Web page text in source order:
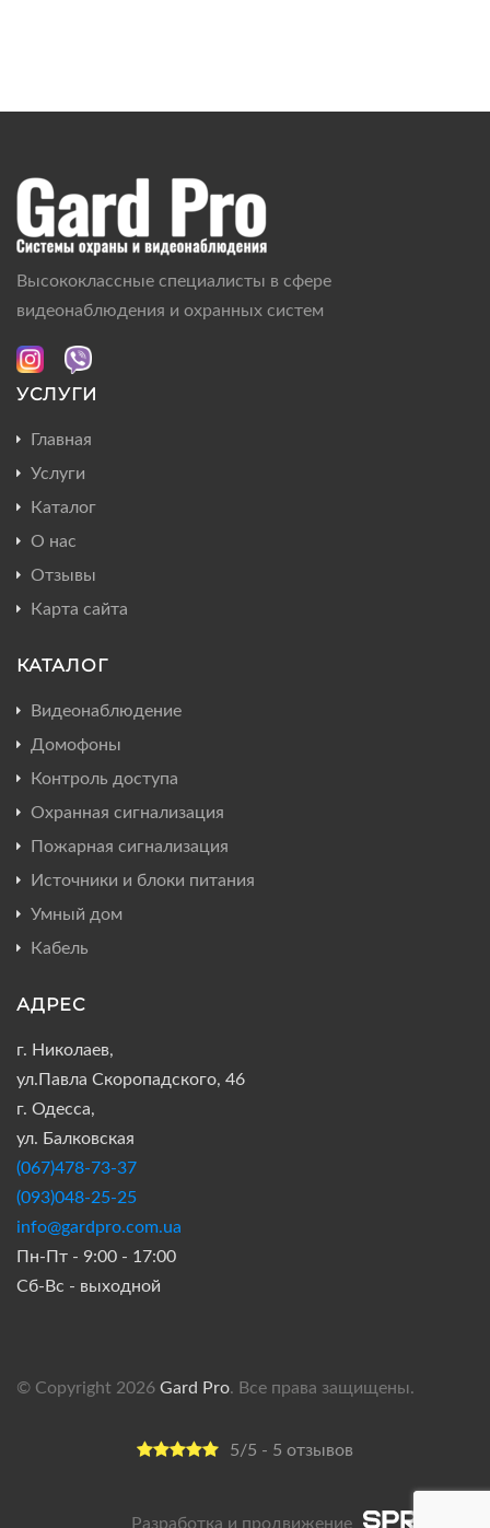
Высококлассные специалисты в сфере
видеонаблюдения и охранных систем
УСЛУГИ
Главная
Услуги
Каталог
О нас
Отзывы
Карта сайта
КАТАЛОГ
Видеонаблюдение
Домофоны
Контроль доступа
Охранная сигнализация
Пожарная сигнализация
Источники и блоки питания
Умный дом
Кабель
АДРЕС
г. Николаев,
ул.Павла Скоропадского, 46
г. Одесса,
ул. Балковская
(067)478-73-37
(093)048-25-25
info@gardpro.com.ua
Пн-Пт - 9:00 - 17:00
Сб-Вс - выходной
© Copyright 2026 Gard Pro. Все права защищены.
5/5 - 5 отзывов
Разработка и продвижение